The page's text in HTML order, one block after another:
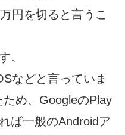
円を切ると言うこ
。
などと言っていま
め、GoogleのPlay
ば一般のAndroidア